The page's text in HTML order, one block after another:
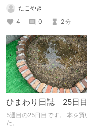
たこやき
4
0 2分
ひまわり日誌 25日目
5週目の25日目です。 本を買いまし
た。